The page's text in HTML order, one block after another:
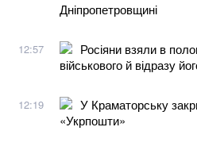
Дніпропетровщині
12:57
Росіяни взяли в
військового й відразу
12:19
У Краматорську
«Укрпошти»